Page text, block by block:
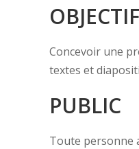
Concevoir une
textes et
PUBLIC
Toute personne